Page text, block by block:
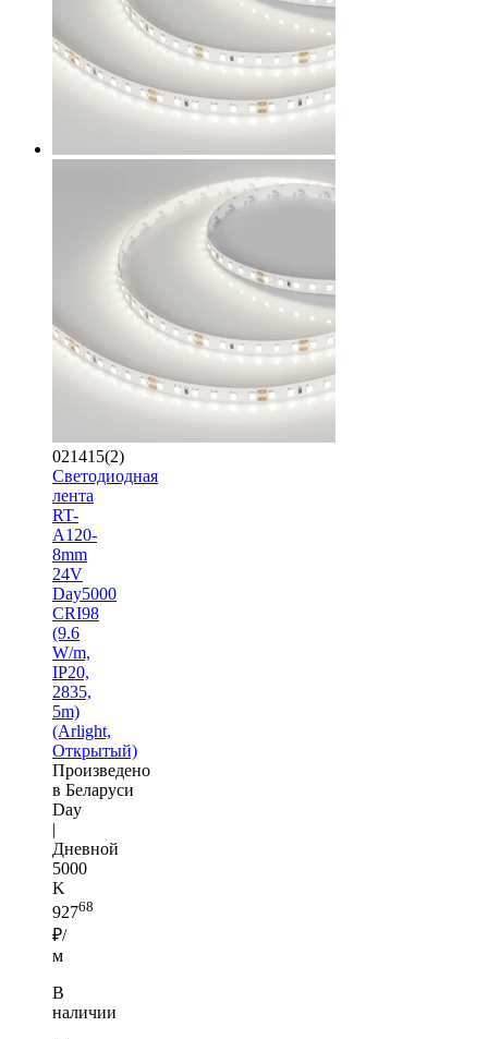
021415(2)
Светодиодная
лента
RT-
A120-
8mm
24V
Day5000
CRI98
(9.6
W/m,
IP20,
2835,
5m)
(Arlight,
Открытый)
Произведено
в Беларуси
Day
|
Дневной
5000
K
92768
₽/
м
В
наличии